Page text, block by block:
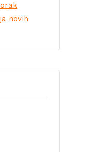
novih